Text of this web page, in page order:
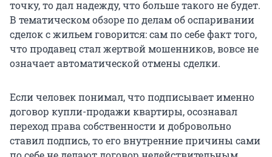
точку, то дал надежду, что больше такого не будет.
В тематическом обзоре по делам об оспаривании
сделок с жильем говорится: сам по себе факт того,
что продавец стал жертвой мошенников, вовсе не
означает автоматической отмены сделки.
Если человек понимал, что подписывает именно
договор купли-продажи квартиры, осознавал
переход права собственности и добровольно
ставил подпись, то его внутренние причины сами